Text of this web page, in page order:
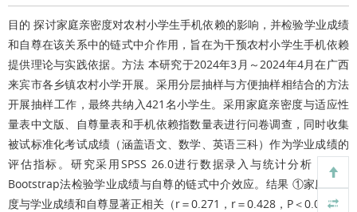
目的 探讨家庭亲密度对农村小学生手机依赖的影响，并检验学业成绩
和自尊在该关系中的链式中介作用，旨在为干预农村小学生手机依赖
提供理论与实践依据。方法 本研究于2024年3月～2024年4月在广西
来宾市各乡镇农村小学开展。采用分层抽样与方便抽样相结合的方法
开展抽样工作，最终共纳入421名小学生。采用家庭亲密度与适应性
量表中文版、自尊量表和手机依赖指数量表进行问卷调查，同时收集
被试标准化考试成绩（涵盖语文、数学、英语三科）作为学业成绩的
评估指标。研究采用SPSS 26.0进行数据录入与统计分析，运用
Bootstrap法检验学业成绩与自尊的链式中介效应。结果 ①家庭亲密
度与学业成绩和自尊显著正相关（r＝0.271，r＝0.428，P＜0.01），